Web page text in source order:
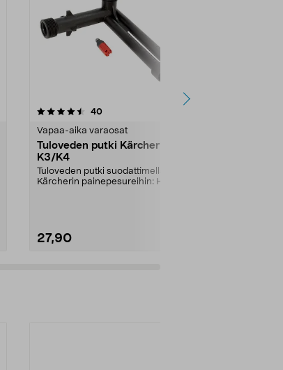
40arvostelut
Vapaa-aika varaosat
Tuloveden putki Kärcher
K3/K4
Tuloveden putki suodattimella
Kärcherin painepesureihin: Huom!
27,90
3.5viidestä